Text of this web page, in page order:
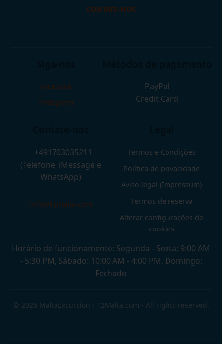
CONTATE-NOS
Facebook
Instagram
PayPal
Credit Card
+491703035211
(Telefone, iMessage e
WhatsApp)
info@12malta.com
Termos e Condições
Política de privacidade
Aviso legal (Impressum)
Termos de reserva
Alterar configurações de
cookies
Horário de funcionamento: Segunda - Sexta: 9:00 AM
- 5:30 PM, Sábado: 10:00 AM - 4:00 PM, Domingo:
Fechado
© 2026 MaltaExcursion - 12Malta.com - All rights reserved.